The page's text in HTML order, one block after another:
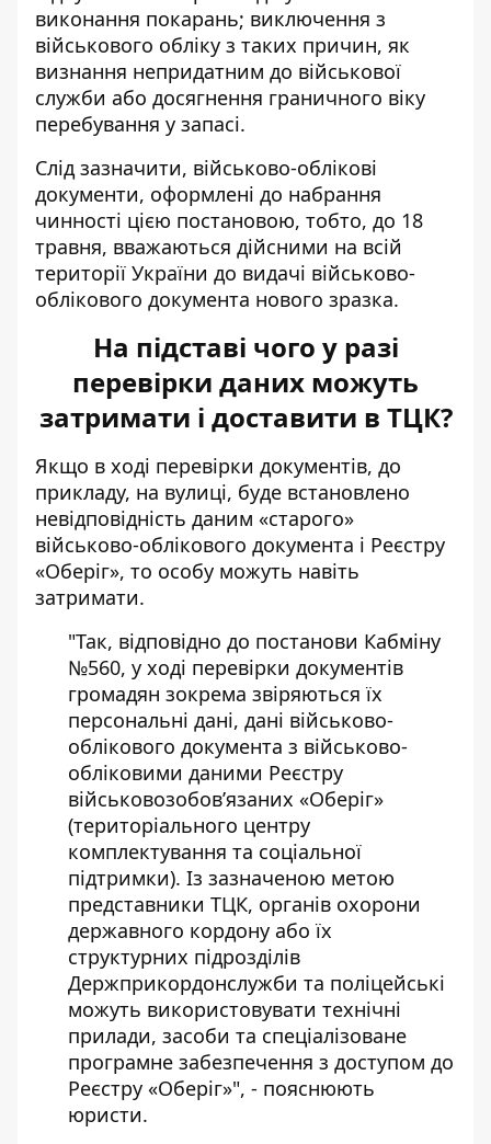
виконання покарань; виключення з
військового обліку з таких причин, як
визнання непридатним до військової
служби або досягнення граничного віку
перебування у запасі.
Слід зазначити, військово-облікові
документи, оформлені до набрання
чинності цією постановою, тобто, до 18
травня, вважаються дійсними на всій
території України до видачі військово-
облікового документа нового зразка.
На підставі чого у разі
перевірки даних можуть
затримати і доставити в ТЦК?
Якщо в ході перевірки документів, до
прикладу, на вулиці, буде встановлено
невідповідність даним «старого»
військово-облікового документа і Реєстру
«Оберіг», то особу можуть навіть
затримати.
"Так, відповідно до постанови Кабміну
№560, у ході перевірки документів
громадян зокрема звіряються їх
персональні дані, дані військово-
облікового документа з військово-
обліковими даними Реєстру
військовозобов’язаних «Оберіг»
(територіального центру
комплектування та соціальної
підтримки). Із зазначеною метою
представники ТЦК, органів охорони
державного кордону або їх
структурних підрозділів
Держприкордонслужби та поліцейські
можуть використовувати технічні
прилади, засоби та спеціалізоване
програмне забезпечення з доступом до
Реєстру «Оберіг»", - пояснюють
юристи.